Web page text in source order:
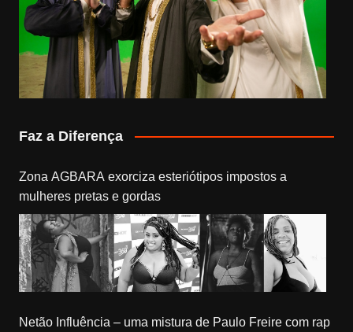
Faz a Diferença
Zona AGBARA exorciza esteriótipos impostos a
mulheres pretas e gordas
Netão Influência – uma mistura de Paulo Freire com rap